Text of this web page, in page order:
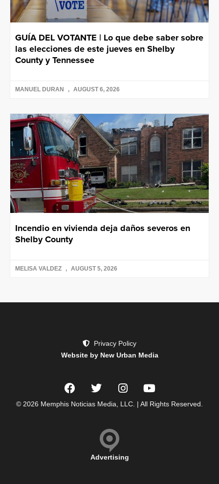
GUÍA DEL VOTANTE | Lo que debe saber sobre
las elecciones de este jueves en Shelby
County y Tennessee
MANUEL DURAN AUGUST 6, 2026
Incendio en vivienda deja daños severos en
Shelby County
MELISA VALDEZ AUGUST 5, 2026
Privacy Policy
Website by New Urban Media
© 2026 Memphis Noticias Media, LLC. | All Rights Reserved.
Advertising